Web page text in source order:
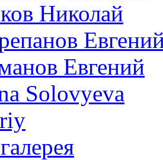
Николай
Евгений
Solovyeva